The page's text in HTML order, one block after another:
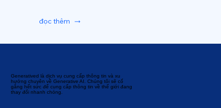
Generatived là dịch vụ cung cấp thông tin và xu
hướng chuyên về Generative AI. Chúng tôi sẽ cố
gắng hết sức để cung cấp thông tin về thế giới đang
thay đổi nhanh chóng.
đọc thêm